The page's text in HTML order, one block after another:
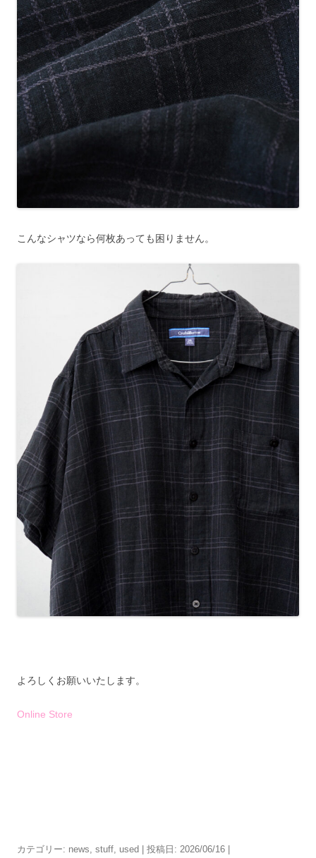
こんなシャツなら何枚あっても困りません。
よろしくお願いいたします。
Online Store
カテゴリー: news, stuff, used | 投稿日: 2026/06/16